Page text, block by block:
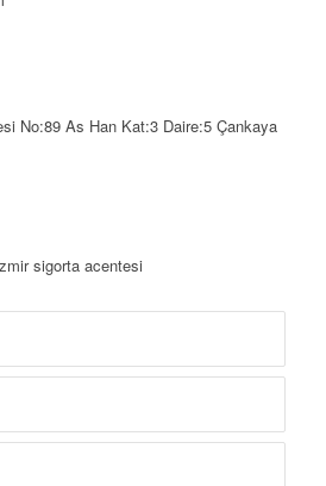
No:89 As Han Kat:3 Daire:5 Çankaya